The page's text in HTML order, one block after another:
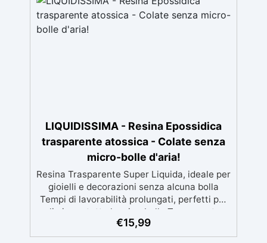
distaccante "Shiny Shield e silicone atossico
IGUM per una sigillatura perfetta. ✅ Kit
lucidante con dischi abrasivi e pasta
LIQUIDISSIMA - Resina Epossidica
trasparente atossica - Colate senza
micro-bolle d'aria!
Resina Trasparente Super Liquida, ideale per
gioielli e decorazioni senza alcuna bolla
Tempi di lavorabilità prolungati, perfetti per
eliminare tutte le microbolle Trasparente,
resistente all'ingiallimento per colate da
2mm fino a 2 cm, minimizzando le bolle d'aria
€15,99